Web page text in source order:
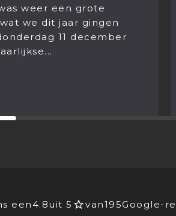
Wat begon met het
Kaki fruit eindigt in een
over ‘leven na de dood’.
Franciska...
een 4.8uit 5 van195Google-